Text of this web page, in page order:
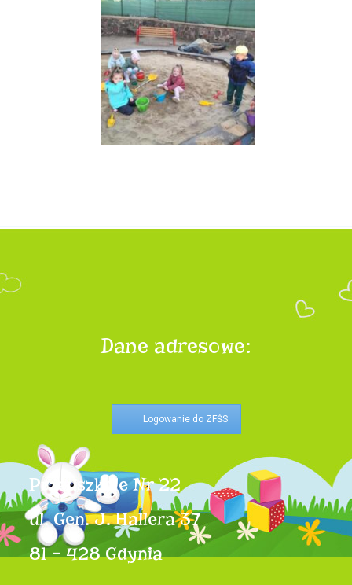
Dane adresowe:
Logowanie do ZFŚS
Przedszkole Nr 22
ul. Gen. J. Hallera 37
81 – 428 Gdynia